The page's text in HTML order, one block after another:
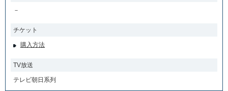
－
チケット
購入方法
TV放送
テレビ朝日系列